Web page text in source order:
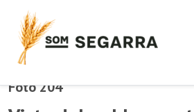
Foto 204